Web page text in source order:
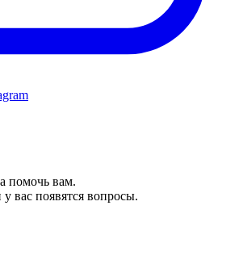
помочь вам.
вас появятся вопросы.